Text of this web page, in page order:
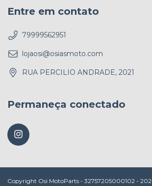
Entre em contato
79999562951
lojaosi@osiasmoto.com
RUA PERCILIO ANDRADE, 2021
Permaneça conectado
Copyright Osi MotoParts - 32757205000102 -